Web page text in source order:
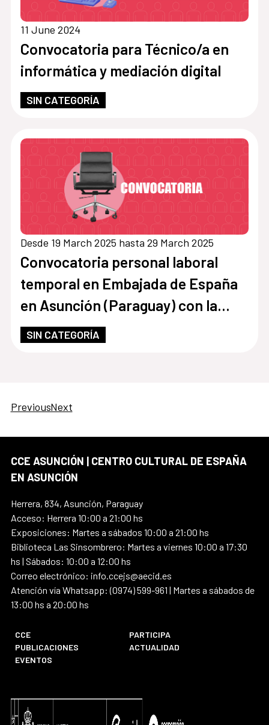
11 June 2024
Convocatoria para Técnico/a en
informática y mediación digital
SIN CATEGORÍA
Desde 19 March 2025 hasta 29 March 2025
Convocatoria personal laboral
temporal en Embajada de España
en Asunción (Paraguay) con la
categoría de Auxiliar
SIN CATEGORÍA
PreviousNext
CCE ASUNCIÓN | CENTRO CULTURAL DE ESPAÑA
EN ASUNCIÓN
Herrera, 834, Asunción, Paraguay
Acceso: Herrera 10:00 a 21:00 hs
Exposiciones: Martes a sábados 10:00 a 21:00 hs
Biblioteca Las Sinsombrero: Martes a viernes 10:00 a 17:30
hs | Sábados: 10:00 a 12:00 hs
Correo electrónico: info.ccejs@aecid.es
Atención vía Whatsapp: (0974) 599-961 | Martes a sábados de
13:00 hs a 20:00 hs
CCE
PARTICIPA
PUBLICACIONES
ACTUALIDAD
EVENTOS